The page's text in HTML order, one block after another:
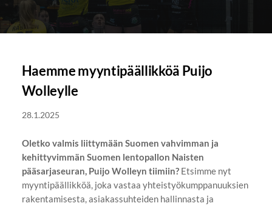
Haemme myyntipäällikköä Puijo
Wolleylle
28.1.2025
Oletko valmis liittymään Suomen vahvimman ja
kehittyvimmän Suomen lentopallon Naisten
pääsarjaseuran, Puijo Wolleyn tiimiin?Etsimme nyt
myyntipäällikköä, joka vastaa yhteistyökumppanuuksien
rakentamisesta, asiakassuhteiden hallinnasta ja